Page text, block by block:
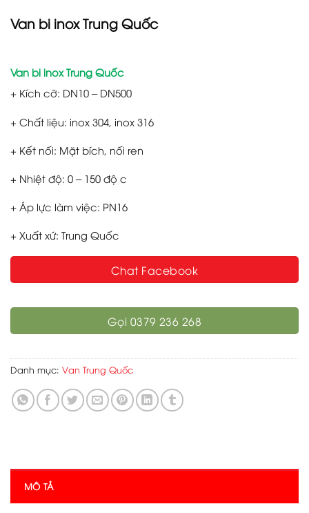
Van bi inox Trung Quốc
Van bi inox Trung Quốc
+ Kích cỡ: DN10 – DN500
+ Chất liệu: inox 304, inox 316
+ Kết nối: Mặt bích, nối ren
+ Nhiệt độ: 0 – 150 độ c
+ Áp lực làm việc: PN16
+ Xuất xứ: Trung Quốc
Chat Facebook
Gọi 0379 236 268
Danh mục: Van Trung Quốc
MÔ TẢ